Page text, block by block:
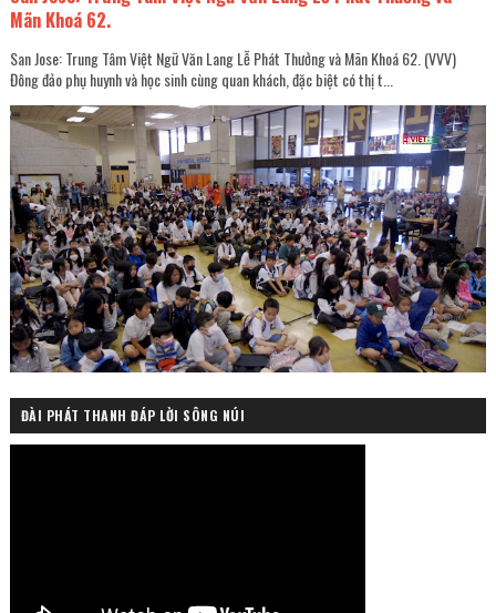
Mãn Khoá 62.
San Jose: Trung Tâm Việt Ngữ Văn Lang Lễ Phát Thưởng và Mãn Khoá 62. (VVV)
Đông đảo phụ huynh và học sinh cùng quan khách, đặc biệt có thị t...
ĐÀI PHÁT THANH ĐÁP LỜI SÔNG NÚI